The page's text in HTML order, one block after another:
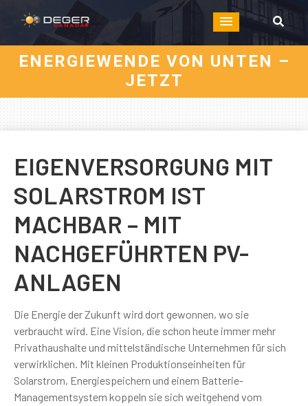
ENERGIEWENDE VON UNTEN –
JETZT
EIGENVERSORGUNG MIT
SOLARSTROM IST
MACHBAR – MIT
NACHGEFÜHRTEN PV-
ANLAGEN
Die Energie der Zukunft wird dort gewonnen, wo sie
verbraucht wird. Eine Vision, die schon heute immer mehr
Privathaushalte und mittelständische Unternehmen für sich
verwirklichen. Mit kleinen Produktionseinheiten für
Solarstrom, Energiespeichern und einem Batterie-
Managementsystem koppeln sie sich weitgehend vom